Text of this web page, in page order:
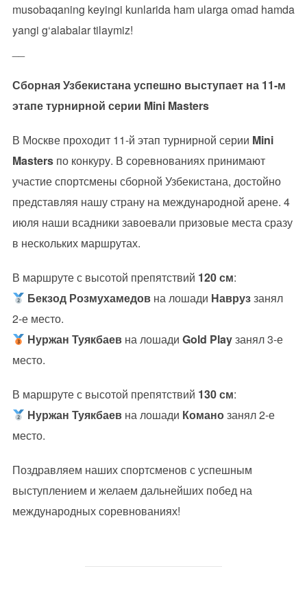
musobaqaning keyingi kunlarida ham ularga omad hamda
yangi g‘alabalar tilaymiz!
Сборная Узбекистана успешно выступает на 11-м
этапе турнирной серии Mini Masters
В Москве проходит 11-й этап турнирной серии Mini
Mastersпо конкуру. В соревнованиях принимают
участие спортсмены сборной Узбекистана, достойно
представляя нашу страну на международной арене. 4
июля наши всадники завоевали призовые места сразу
в нескольких маршрутах.
В маршруте с высотой препятствий 120 см:
Бекзод Розмухамедов на лошади Навруззанял
2-е место.
Нуржан Туякбаев на лошадиGold Playзанял 3-е
место.
В маршруте с высотой препятствий 130 см:
Нуржан Туякбаев на лошади Команозанял 2-е
место.
Поздравляем наших спортсменов с успешным
выступлением и желаем дальнейших побед на
международных соревнованиях!